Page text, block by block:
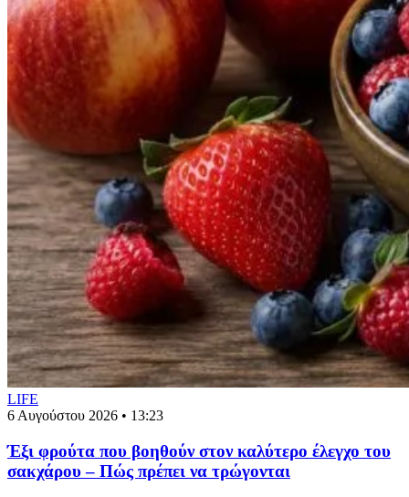
LIFE
6 Αυγούστου 2026 • 13:23
Έξι φρούτα που βοηθούν στον καλύτερο έλεγχο του
σακχάρου – Πώς πρέπει να τρώγονται